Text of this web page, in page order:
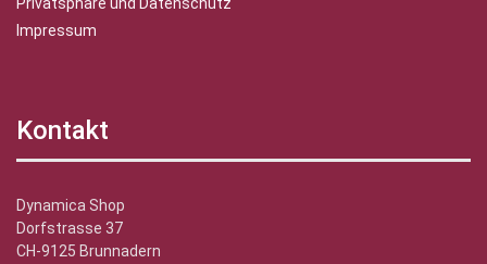
Privatsphäre und Datenschutz
Impressum
Kontakt
Dynamica Shop
Dorfstrasse 37
CH-9125 Brunnadern